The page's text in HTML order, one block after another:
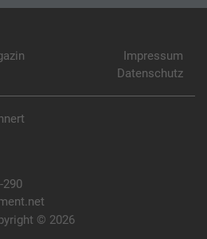
Impressum
Datenschutz
290
© 2026